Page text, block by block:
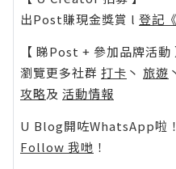
出Post賺現金獎賞 l 登記
【 睇Post + 參加品牌活動
瀏覽更多社群 打卡 丶 旅遊
攻略及 活動情報
U Blog開咗WhatsApp啦
Follow 我哋 ！